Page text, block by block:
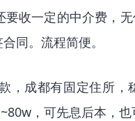
收一定的中介费，
同。流程简便。
，成都有固定住所
，可先息后本，也